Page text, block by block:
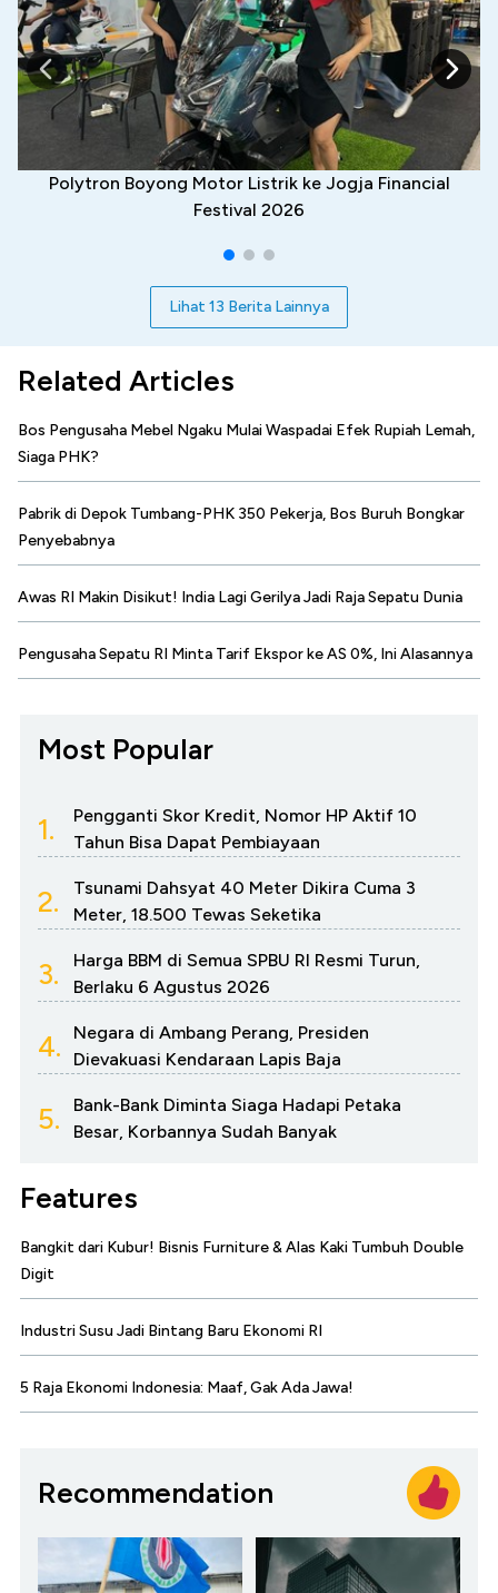
Polytron Boyong Motor Listrik ke Jogja Financial
Festival 2026
Lihat 13 Berita Lainnya
Related Articles
Bos Pengusaha Mebel Ngaku Mulai Waspadai Efek Rupiah Lemah,
Siaga PHK?
Pabrik di Depok Tumbang-PHK 350 Pekerja, Bos Buruh Bongkar
Penyebabnya
Awas RI Makin Disikut! India Lagi Gerilya Jadi Raja Sepatu Dunia
Pengusaha Sepatu RI Minta Tarif Ekspor ke AS 0%, Ini Alasannya
Most Popular
1.
Pengganti Skor Kredit, Nomor HP Aktif 10
Tahun Bisa Dapat Pembiayaan
2.
Tsunami Dahsyat 40 Meter Dikira Cuma 3
Meter, 18.500 Tewas Seketika
3.
Harga BBM di Semua SPBU RI Resmi Turun,
Berlaku 6 Agustus 2026
4.
Negara di Ambang Perang, Presiden
Dievakuasi Kendaraan Lapis Baja
5.
Bank-Bank Diminta Siaga Hadapi Petaka
Besar, Korbannya Sudah Banyak
Features
Bangkit dari Kubur! Bisnis Furniture & Alas Kaki Tumbuh Double
Digit
Industri Susu Jadi Bintang Baru Ekonomi RI
5 Raja Ekonomi Indonesia: Maaf, Gak Ada Jawa!
Recommendation